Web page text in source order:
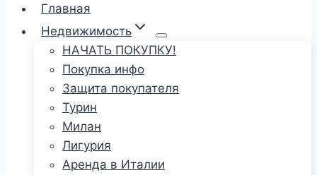
Главная
Недвижимость
НАЧАТЬ ПОКУПКУ!
Покупка инфо
Защита покупателя
Турин
Милан
Лигурия
Аренда в Италии